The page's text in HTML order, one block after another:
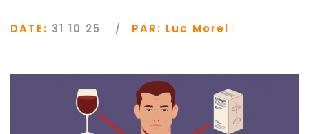
DATE: 31 10 25 PAR: Luc Morel